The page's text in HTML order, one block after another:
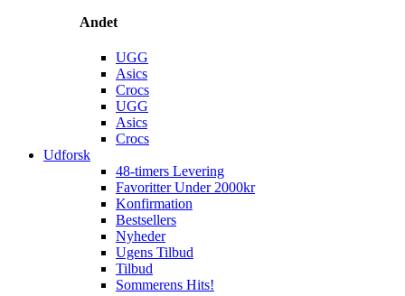
Andet
UGG
Asics
Crocs
UGG
Asics
Crocs
Udforsk
48-timers Levering
Favoritter Under 2000kr
Konfirmation
Bestsellers
Nyheder
Ugens Tilbud
Tilbud
Sommerens Hits!